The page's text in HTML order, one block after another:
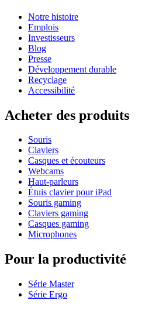
Notre histoire
Emplois
Investisseurs
Blog
Presse
Développement durable
Recyclage
Accessibilité
Acheter des produits
Souris
Claviers
Casques et écouteurs
Webcams
Haut-parleurs
Étuis clavier pour iPad
Souris gaming
Claviers gaming
Casques gaming
Microphones
Pour la productivité
Série Master
Série Ergo